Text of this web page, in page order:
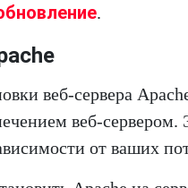
.
веб-сервера
веб-сервером.
от ваших